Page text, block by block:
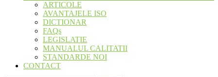
ARTICOLE
AVANTAJELE ISO
DICTIONAR
FAQs
LEGISLATIE
MANUALUL CALITATII
STANDARDE NOI
CONTACT